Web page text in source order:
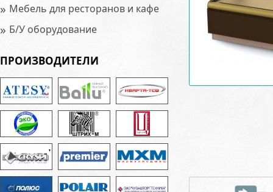
» Мебель для ресторанов и кафе
» Б/У оборудование
ПРОИЗВОДИТЕЛИ